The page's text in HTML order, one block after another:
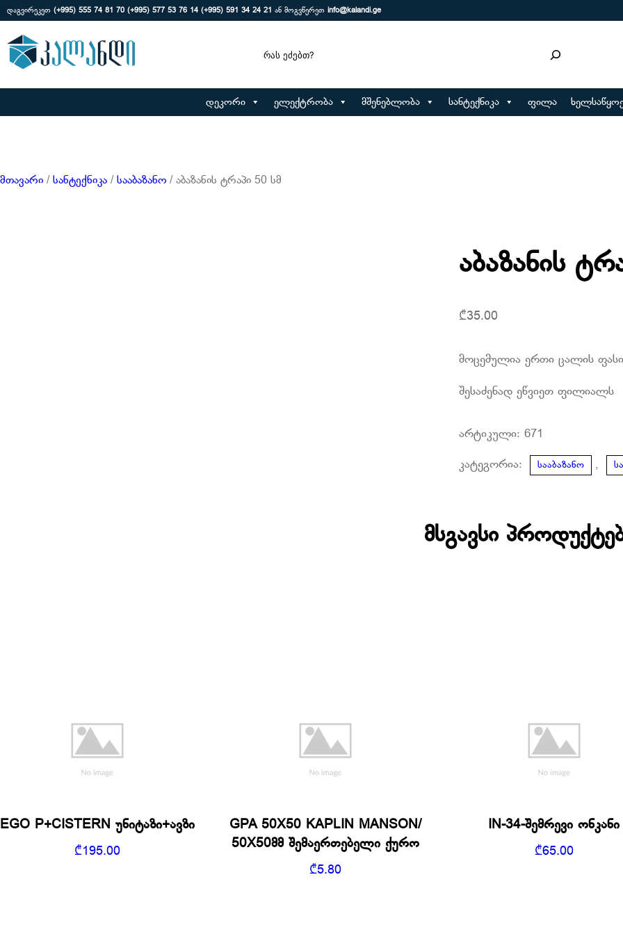
დაგვირეკეთ (+995) 555 74 81 70 (+995) 577 53 76 14 (+995) 591 34 24 21 ან მოგვწერეთ info@kalandi.ge
Search
დეკორი ელექტრობა მშენებლობა სანტექნიკა ფილა
მთავარი / სანტექნიკა / სააბაზანო / აბაზანის ტრაპი 50 სმ
აბაზანის
₾35.00
მოცემულია ერთი ცალის ფასი
შესაძენად ეწვიეთ ფილიალს
არტიკული:671
კატეგორია: სააბაზანო ,
მსგავსი
EGO P+CISTERN უნიტაზი+ავზი
₾195.00
GPA 50X50 KAPLIN MANSON/
50X50მმ შემაერთებელი ქურო
₾5.80
IN-34-შემრევი ონკანი
₾65.00